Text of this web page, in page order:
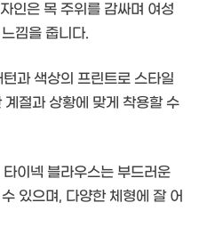
인은 목 주위를 감싸며 여성
낌을 줍니다.
과 색상의 프린트로 스타일
절과 상황에 맞게 착용할 수
이넥 블라우스는 부드러운
있으며, 다양한 체형에 잘 어